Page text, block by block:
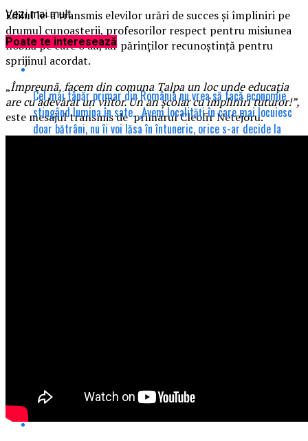
Edilul le-a transmis elevilor urări de succes și împliniri pe
drumul cunoașterii, profesorilor respect pentru misiunea
nobilă pe care o au, iar părinților recunoștință pentru
sprijinul acordat.
„Împreună, facem din comuna Talpa un loc unde educația
are cu adevărat un viitor. Un an școlar cu împliniri tuturor!”,
este mesajul transmis de primarul Cleofir Netejoru.
Vezi mai mult
Poate te interesează
Cel mai tânăr primar din România nu vrea să facă economie
stingând lumina în sate. „Avem localități în care mai locuiesc
doar bătrâni, nu îi voi lăsa în întuneric, orice s-ar decide la
Agenției Naționale de Locuințe.